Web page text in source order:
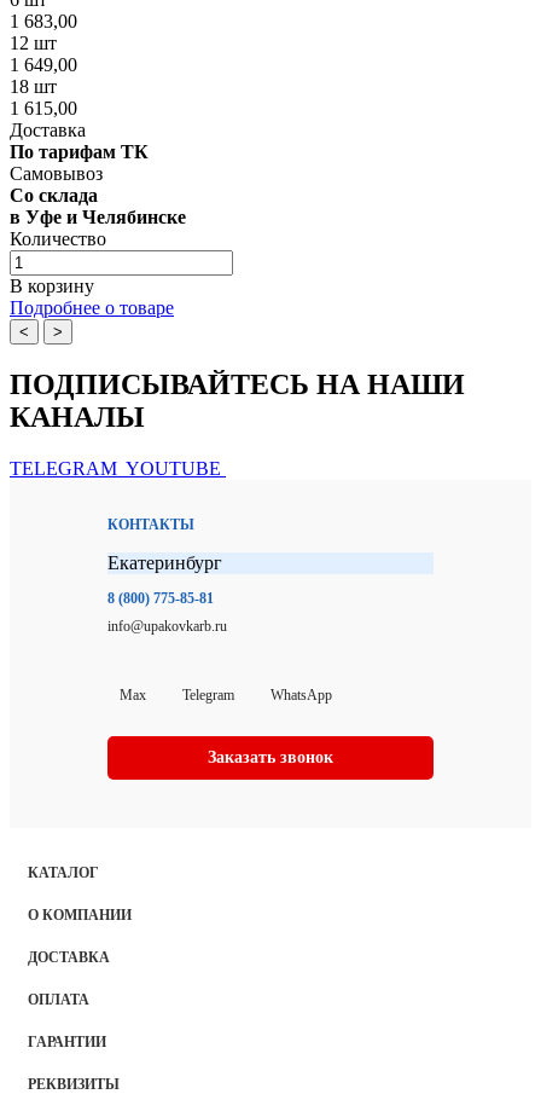
1 683,00
12 шт
1 649,00
18 шт
1 615,00
Доставка
По тарифам ТК
Самовывоз
Со склада
в Уфе и Челябинске
Количество
В корзину
Подробнее о товаре
< >
ПОДПИСЫВАЙТЕСЬ НА НАШИ
КАНАЛЫ
TELEGRAM YOUTUBE
КОНТАКТЫ
Екатеринбург
8 (800) 775-85-81
info@upakovkarb.ru
Max Telegram WhatsApp
Заказать звонок
КАТАЛОГ
О КОМПАНИИ
ДОСТАВКА
ОПЛАТА
ГАРАНТИИ
РЕКВИЗИТЫ